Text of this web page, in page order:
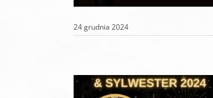
24 grudnia 2024